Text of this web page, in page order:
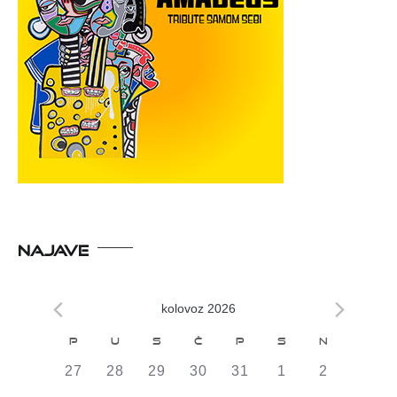
NAJAVE
kolovoz 2026
Kalendar
od
P U S Č P S N
0
27
0
28
0
29
0
30
0
31
0
1
0
2